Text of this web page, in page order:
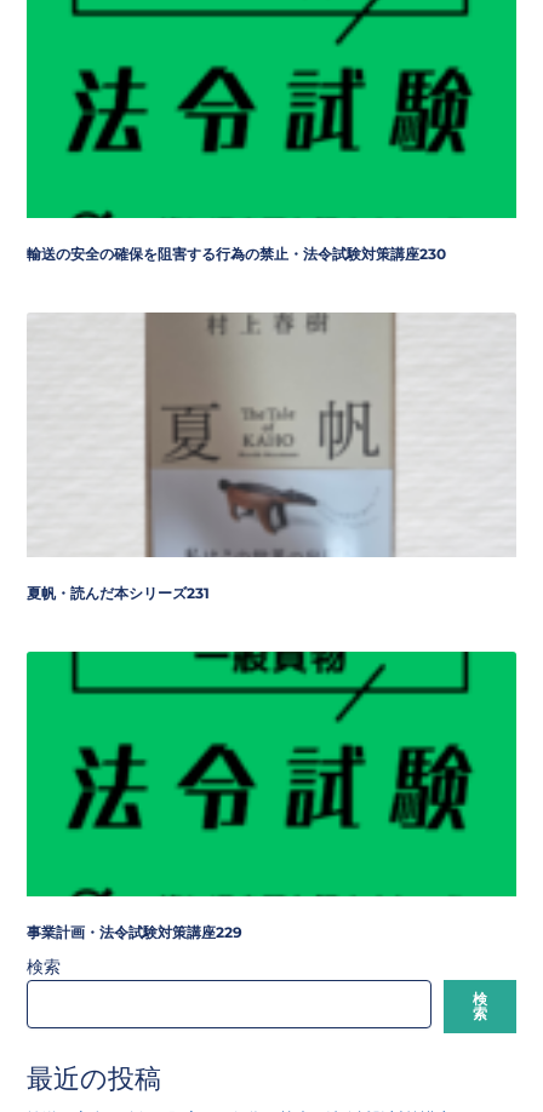
輸送の安全の確保を阻害する行為の禁止・法令試験対策講座230
夏帆・読んだ本シリーズ231
事業計画・法令試験対策講座229
検索
検
索
最近の投稿